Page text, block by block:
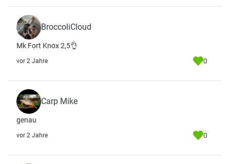
BroccoliCloud
Mk Fort Knox 2,5👌
vor 2 Jahre 0
Carp Mike
genau
vor 2 Jahre 0